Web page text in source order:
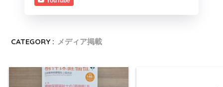
CATEGORY : メディア掲載